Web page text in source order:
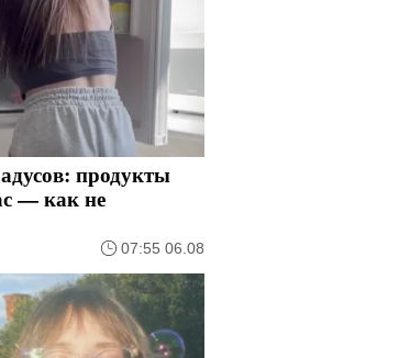
продукты
— как не
07:55 06.08